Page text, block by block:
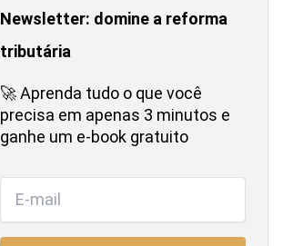
Newsletter: domine a reforma
tributária
🚀 Aprenda tudo o que você
precisa em apenas 3 minutos e
ganhe um e-book gratuito